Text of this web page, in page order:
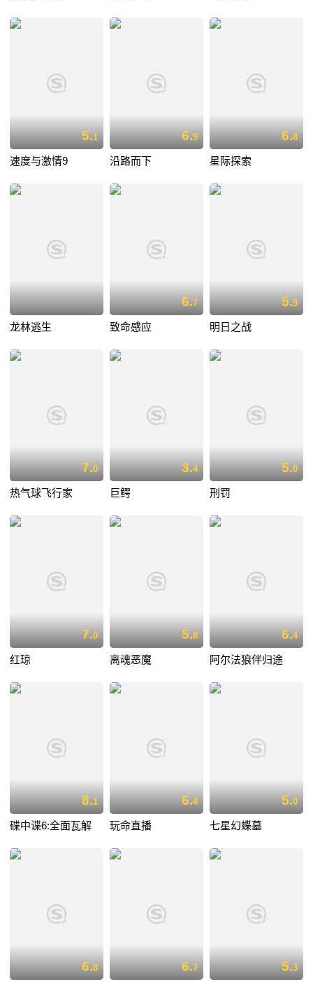
5.1
速度与激情9
6.9
沿路而下
6.8
星际探索
龙林逃生
6.7
致命感应
5.9
明日之战
7.0
热气球飞行家
3.4
巨鳄
5.0
刑罚
7.0
红琼
5.8
离魂恶魔
6.4
阿尔法狼伴归途
8.1
碟中谍6:全面瓦解
6.4
玩命直播
5.0
七星幻蝶墓
6.8 6.7 5.3